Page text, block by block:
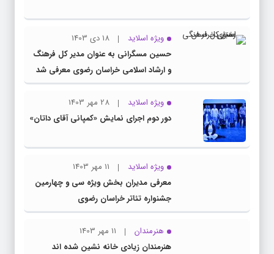
ویژه اسلاید
18 دی 1403
حسین مسگرانی به عنوان مدیر کل فرهنگ
و ارشاد اسلامی خراسان رضوی معرفی شد
ویژه اسلاید
28 مهر 1403
دور دوم اجرای نمایش «کمپانی آقای داتان»
ویژه اسلاید
11 مهر 1403
معرفی مدیران بخش ویژه سی و چهارمین
جشنواره تئاتر خراسان رضوی
هنرمندان
11 مهر 1403
هنرمندان زیادی خانه نشین شده اند